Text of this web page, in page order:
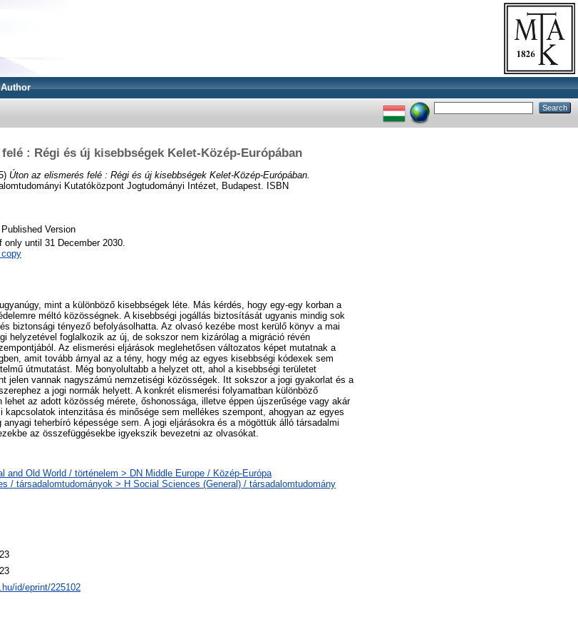
: Régi és új kisebbségek Kelet-Közép-Európában
Úton az elismerés felé : Régi és új kisebbségek Kelet-Közép-Európában.
Kutatóközpont Jogtudományi Intézet, Budapest. ISBN
Version
until 31 December 2030.
copy
mint a különböző kisebbségek léte. Más kérdés, hogy egy-egy korban a
méltó közösségnek. A kisebbségi jogállás biztosítását ugyanis mindig sok
biztonsági tényező befolyásolhatta. Az olvasó kezébe most kerülő könyv a mai
helyzetével foglalkozik az új, de sokszor nem kizárólag a migráció révén
Az elismerési eljárások meglehetősen változatos képet mutatnak a
amit tovább árnyal az a tény, hogy még az egyes kisebbségi kódexek sem
útmutatást. Még bonyolultabb a helyzet ott, ahol a kisebbségi területet
jelen vannak nagyszámú nemzetiségi közösségek. Itt sokszor a jogi gyakorlat és a
a jogi normák helyett. A konkrét elismerési folyamatban különböző
az adott közösség mérete, őshonossága, illetve éppen újszerűsége vagy akár
kapcsolatok intenzitása és minősége sem mellékes szempont, ahogyan az egyes
teherbíró képessége sem. A jogi eljárásokra és a mögöttük álló társadalmi
az összefüggésekbe igyekszik bevezetni az olvasókat.
and Old World / történelem > DN Middle Europe / Közép-Európa
/ társadalomtudományok > H Social Sciences (General) / társadalomtudomány
id/eprint/225102